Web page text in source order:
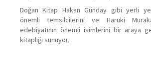
Doğan Kitap Hakan Günday gibi yerli
önemli temsilcilerini ve Haruki
edebiyatının önemli isimlerini bir araya
kitaplığı sunuyor.